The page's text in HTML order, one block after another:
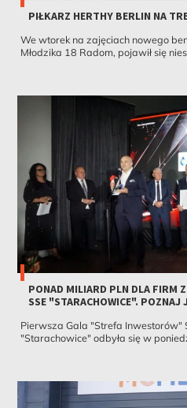
PIŁKARZ HERTHY BERLIN NA
We wtorek na zajęciach nowego
Młodzika 18 Radom, pojawił się
PONAD MILIARD PLN DLA FIRM
SSE "STARACHOWICE". POZNAJ
Pierwsza Gala "Strefa Inwestorów"
"Starachowice" odbyła się w